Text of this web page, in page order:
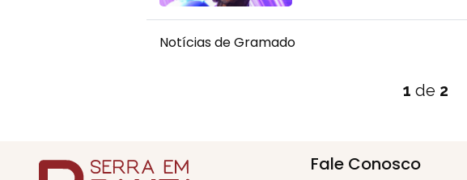
Notícias de Gramado
1 de 2
Fale Conosco